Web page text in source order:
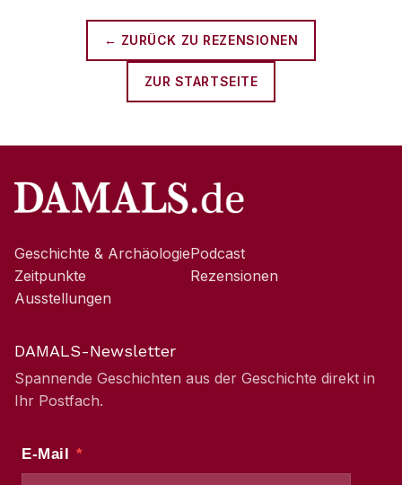
← ZURÜCK ZU REZENSIONEN
ZUR STARTSEITE
Geschichte & Archäologie
Zeitpunkte
Ausstellungen
Podcast
Rezensionen
DAMALS-Newsletter
Spannende Geschichten aus der Geschichte direkt in
Ihr Postfach.